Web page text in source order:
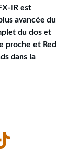
IR est
avancée du
du dos et
proche et Red
dans la